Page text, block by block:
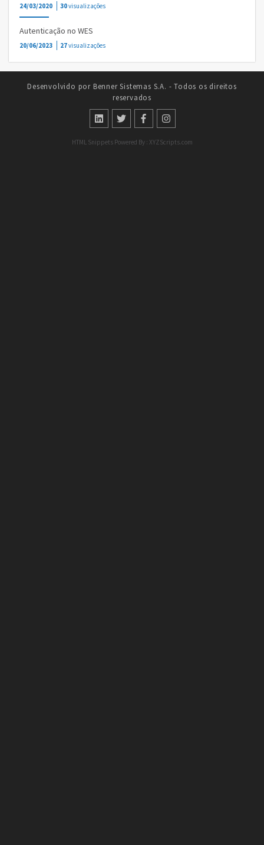
24/03/2020 30visualizações
Autenticação no WES
20/06/2023 27visualizações
Desenvolvido por Benner Sistemas S.A. - Todos os direitos
reservados
HTML SnippetsPowered By : XYZScripts.com